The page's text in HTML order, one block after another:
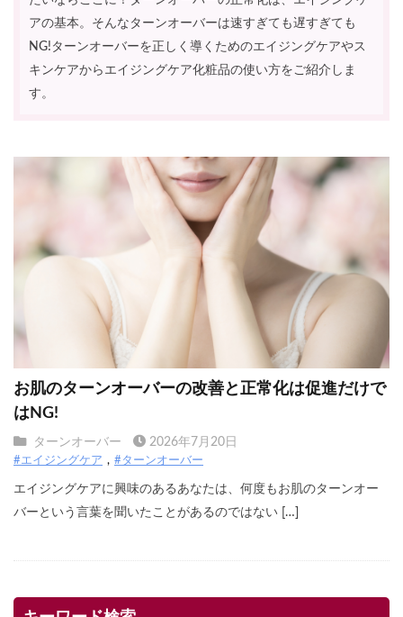
アの基本。そんなターンオーバーは速すぎても遅すぎても
NG!ターンオーバーを正しく導くためのエイジングケアやス
キンケアからエイジングケア化粧品の使い方をご紹介しま
す。
お肌のターンオーバーの改善と正常化は促進だけで
はNG!
ターンオーバー 2026年7月20日
#エイジングケア #ターンオーバー
エイジングケアに興味のあるあなたは、何度もお肌のターンオー
バーという言葉を聞いたことがあるのではない […]